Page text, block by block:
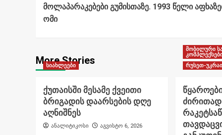
მოლაპარაკებები გუმისთაზე. 1993 წელი
ომი
More Stories
სიახლეები
ქუთაისში მესამე ქვეითი
ბრიგადის დაარსების დღე
აღნიშნეს
ანალიტიკოსი აგვისტო 6, 2026
მობილური
რუსეთ-